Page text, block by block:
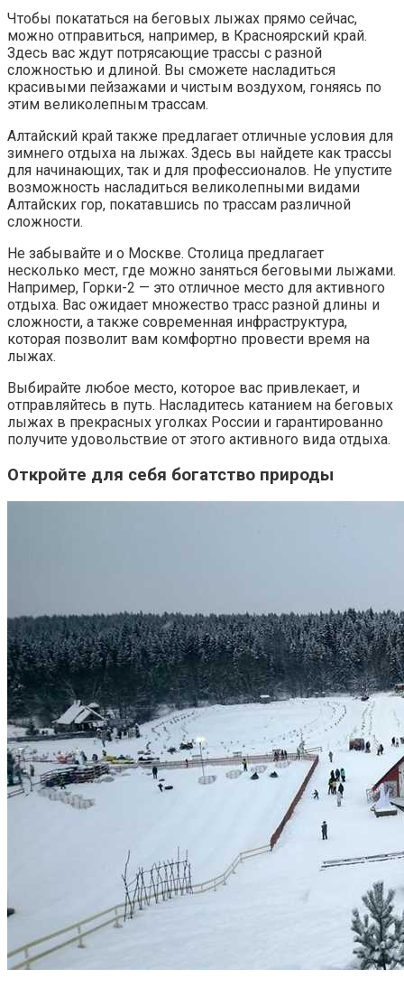
Чтобы покататься на беговых лыжах прямо сейчас,
можно отправиться, например, в Красноярский край.
Здесь вас ждут потрясающие трассы с разной
сложностью и длиной. Вы сможете насладиться
красивыми пейзажами и чистым воздухом, гоняясь по
этим великолепным трассам.
Алтайский край также предлагает отличные условия для
зимнего отдыха на лыжах. Здесь вы найдете как трассы
для начинающих, так и для профессионалов. Не упустите
возможность насладиться великолепными видами
Алтайских гор, покатавшись по трассам различной
сложности.
Не забывайте и о Москве. Столица предлагает
несколько мест, где можно заняться беговыми лыжами.
Например, Горки-2 — это отличное место для активного
отдыха. Вас ожидает множество трасс разной длины и
сложности, а также современная инфраструктура,
которая позволит вам комфортно провести время на
лыжах.
Выбирайте любое место, которое вас привлекает, и
отправляйтесь в путь. Насладитесь катанием на беговых
лыжах в прекрасных уголках России и гарантированно
получите удовольствие от этого активного вида отдыха.
Откройте для себя богатство природы